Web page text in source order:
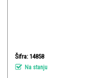
Šifra: 14858
Na stanju